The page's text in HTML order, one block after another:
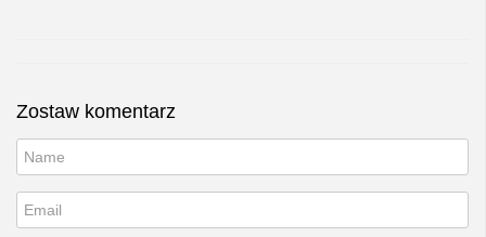
Zostaw komentarz
Nick
Email